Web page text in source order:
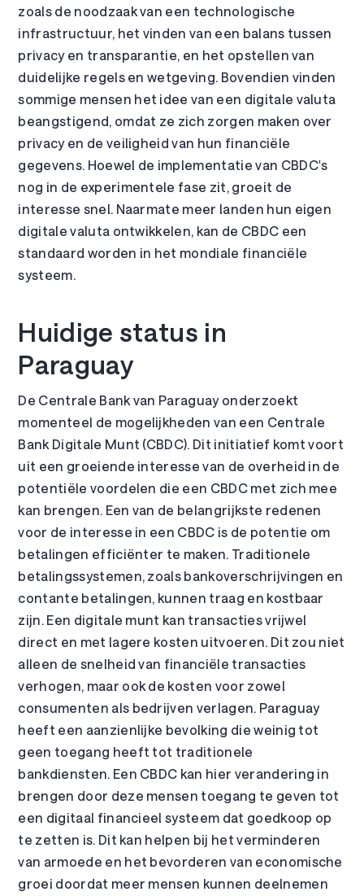
zoals de noodzaak van een technologische
infrastructuur, het vinden van een balans tussen
privacy en transparantie, en het opstellen van
duidelijke regels en wetgeving. Bovendien vinden
sommige mensen het idee van een digitale valuta
beangstigend, omdat ze zich zorgen maken over
privacy en de veiligheid van hun financiële
gegevens. Hoewel de implementatie van CBDC's
nog in de experimentele fase zit, groeit de
interesse snel. Naarmate meer landen hun eigen
digitale valuta ontwikkelen, kan de CBDC een
standaard worden in het mondiale financiële
systeem.
Huidige status in
Paraguay
De Centrale Bank van Paraguay onderzoekt
momenteel de mogelijkheden van een Centrale
Bank Digitale Munt (CBDC). Dit initiatief komt voort
uit een groeiende interesse van de overheid in de
potentiële voordelen die een CBDC met zich mee
kan brengen. Een van de belangrijkste redenen
voor de interesse in een CBDC is de potentie om
betalingen efficiënter te maken. Traditionele
betalingssystemen, zoals bankoverschrijvingen en
contante betalingen, kunnen traag en kostbaar
zijn. Een digitale munt kan transacties vrijwel
direct en met lagere kosten uitvoeren. Dit zou niet
alleen de snelheid van financiële transacties
verhogen, maar ook de kosten voor zowel
consumenten als bedrijven verlagen. Paraguay
heeft een aanzienlijke bevolking die weinig tot
geen toegang heeft tot traditionele
bankdiensten. Een CBDC kan hier verandering in
brengen door deze mensen toegang te geven tot
een digitaal financieel systeem dat goedkoop op
te zetten is. Dit kan helpen bij het verminderen
van armoede en het bevorderen van economische
groei doordat meer mensen kunnen deelnemen